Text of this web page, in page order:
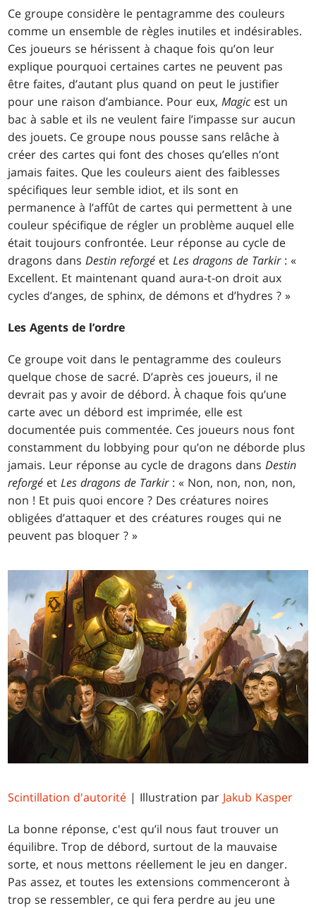
Ce groupe considère le pentagramme des couleurs
comme un ensemble de règles inutiles et indésirables.
Ces joueurs se hérissent à chaque fois qu’on leur
explique pourquoi certaines cartes ne peuvent pas
être faites, d’autant plus quand on peut le justifier
pour une raison d’ambiance. Pour eux,Magic est un
bac à sable et ils ne veulent faire l’impasse sur aucun
des jouets. Ce groupe nous pousse sans relâche à
créer des cartes qui font des choses qu’elles n’ont
jamais faites. Que les couleurs aient des faiblesses
spécifiques leur semble idiot, et ils sont en
permanence à l’affût de cartes qui permettent à une
couleur spécifique de régler un problème auquel elle
était toujours confrontée. Leur réponse au cycle de
dragons dansDestin reforgé etLes dragons de Tarkir: «
Excellent. Et maintenant quand aura-t-on droit aux
cycles d’anges, de sphinx, de démons et d’hydres ? »
Les Agents de l’ordre
Ce groupe voit dans le pentagramme des couleurs
quelque chose de sacré. D’après ces joueurs, il ne
devrait pas y avoir de débord. À chaque fois qu’une
carte avec un débord est imprimée, elle est
documentée puis commentée. Ces joueurs nous font
constamment du lobbying pour qu’on ne déborde plus
jamais. Leur réponse au cycle de dragons dansDestin
reforgé etLes dragons de Tarkir: « Non, non, non, non,
non ! Et puis quoi encore ? Des créatures noires
obligées d’attaquer et des créatures rouges qui ne
peuvent pas bloquer ? »
Scintillation d'autorité | Illustration par Jakub Kasper
La bonne réponse, c'est qu’il nous faut trouver un
équilibre. Trop de débord, surtout de la mauvaise
sorte, et nous mettons réellement le jeu en danger.
Pas assez, et toutes les extensions commenceront à
trop se ressembler, ce qui fera perdre au jeu une